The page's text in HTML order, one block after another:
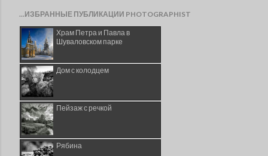
...ИЗБРАННЫЕ ПУБЛИКАЦИИ PHOTOGRAPHIST
Храм Петра и Павла в
Шуваловском парке
Дом с колодцем
Пейзаж с речкой
Рябина